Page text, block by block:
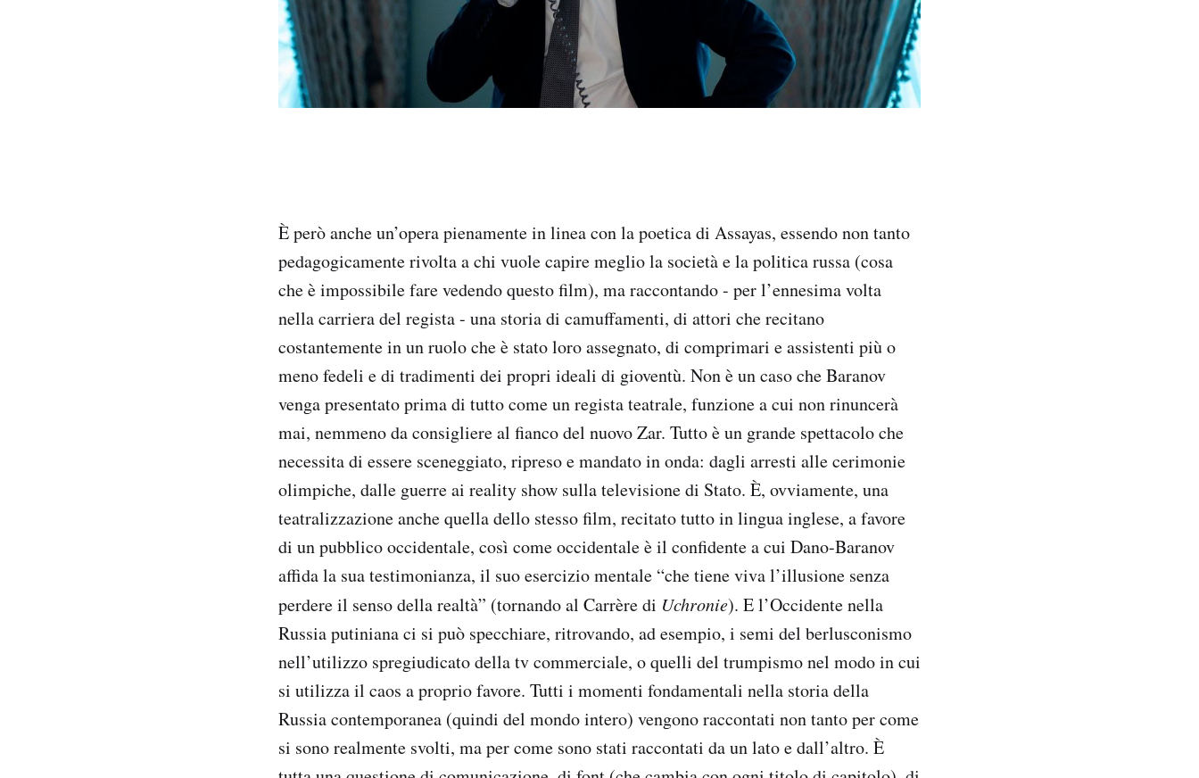
È però anche un’opera pienamente in linea con la poetica di Assayas, essendo non tanto
pedagogicamente rivolta a chi vuole capire meglio la società e la politica russa (cosa
che è impossibile fare vedendo questo film), ma raccontando - per l’ennesima volta
nella carriera del regista - una storia di camuffamenti, di attori che recitano
costantemente in un ruolo che è stato loro assegnato, di comprimari e assistenti più o
meno fedeli e di tradimenti dei propri ideali di gioventù. Non è un caso che Baranov
venga presentato prima di tutto come un regista teatrale, funzione a cui non rinuncerà
mai, nemmeno da consigliere al fianco del nuovo Zar. Tutto è un grande spettacolo che
necessita di essere sceneggiato, ripreso e mandato in onda: dagli arresti alle cerimonie
olimpiche, dalle guerre ai reality show sulla televisione di Stato. È, ovviamente, una
teatralizzazione anche quella dello stesso film, recitato tutto in lingua inglese, a favore
di un pubblico occidentale, così come occidentale è il confidente a cui Dano-Baranov
affida la sua testimonianza, il suo esercizio mentale “che tiene viva l’illusione senza
perdere il senso della realtà” (tornando al Carrère di Uchronie). E l’Occidente nella
Russia putiniana ci si può specchiare, ritrovando, ad esempio, i semi del berlusconismo
nell’utilizzo spregiudicato della tv commerciale, o quelli del trumpismo nel modo in cui
si utilizza il caos a proprio favore. Tutti i momenti fondamentali nella storia della
Russia contemporanea (quindi del mondo intero) vengono raccontati non tanto per come
si sono realmente svolti, ma per come sono stati raccontati da un lato e dall’altro. È